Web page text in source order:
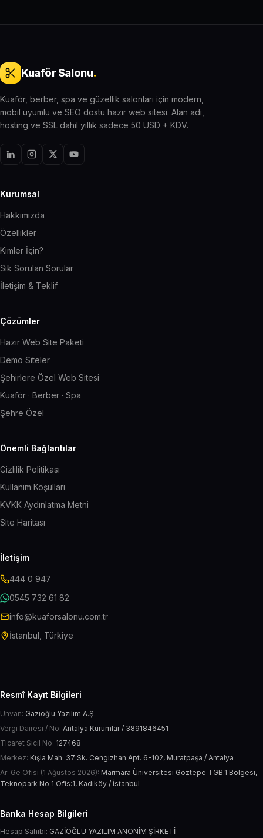
Kuaför Salonu.
Kuaför, berber, spa ve güzellik salonları için modern,
mobil uyumlu ve SEO dostu hazır web sitesi. Alan adı,
hosting ve SSL dahil yıllık sadece 50 USD + KDV.
Kurumsal
Hakkımızda
Özellikler
Kimler İçin?
Sık Sorulan Sorular
İletişim & Teklif
Çözümler
Hazır Web Site Paketi
Demo Siteler
Şehirlere Özel Web Sitesi
Kuaför · Berber · Spa
Şehre Özel
Önemli Bağlantılar
Gizlilik Politikası
Kullanım Koşulları
KVKK Aydınlatma Metni
Site Haritası
İletişim
444 0 947
0545 732 61 82
info@kuaforsalonu.com.tr
İstanbul, Türkiye
Resmî Kayıt Bilgileri
Unvan: Gazioğlu Yazılım A.Ş.
Vergi Dairesi / No: Antalya Kurumlar / 3891846451
Ticaret Sicil No: 127468
Merkez: Kışla Mah. 37 Sk. Cengizhan Apt. 6-102, Muratpaşa / Antalya
Ar-Ge Ofisi (1 Ağustos 2026): Marmara Üniversitesi Göztepe TGB.1 Bölgesi,
Teknopark No:1 Ofis:1, Kadıköy / İstanbul
Banka Hesap Bilgileri
Hesap Sahibi: GAZİOĞLU YAZILIM ANONİM ŞİRKETİ